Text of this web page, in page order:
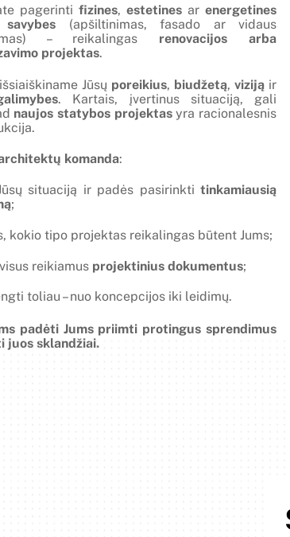
pagerinti fizines, estetinesarenergetines
(apšiltinimas, fasado ar vidaus
– reikalingas renovacijos arba
projektas.
Jūsų poreikius, biudžetą, viziją ir
. Kartais, įvertinus situaciją, gali
naujos statybos projektasyra racionalesnis
komanda:
situaciją ir padės pasirinkti tinkamiausią
;
kokio tipo projektas reikalingas būtent Jums;
reikiamus projektinius dokumentus;
toliau – nuo koncepcijos iki leidimų.
padėti Jums priimti protingus sprendimus
juos sklandžiai.